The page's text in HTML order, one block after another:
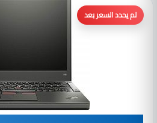
لم يحدد السعر بعد